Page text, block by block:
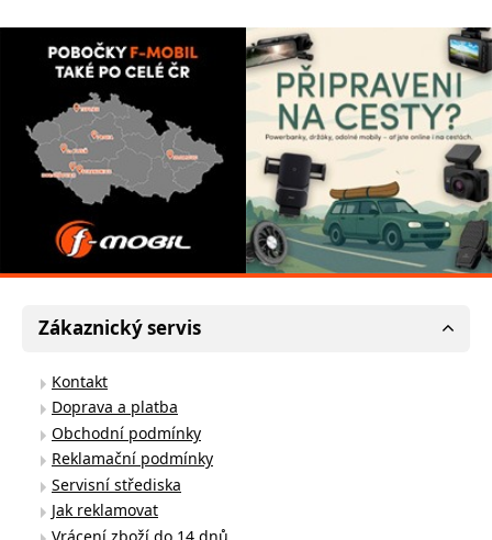
Zákaznický servis
Kontakt
Doprava a platba
Obchodní podmínky
Reklamační podmínky
Servisní střediska
Jak reklamovat